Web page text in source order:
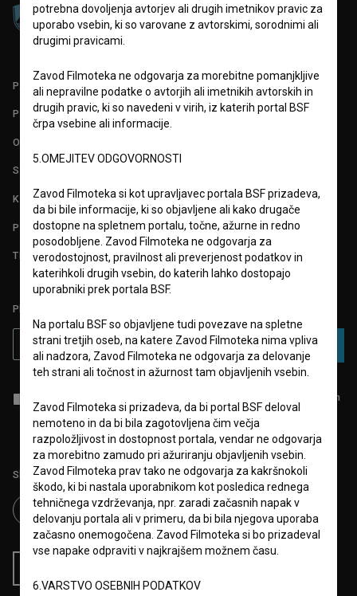
PARTNERJI
POGOJI UPORABE
O PROJEKTU
STATISTIKA
KONTAKT
POGOSTA VPRAŠANJA
TEST FUNKCIONALNOSTI
PRIJAVITE SE NA BSF NOVIČNIK:
PRIJAVA
za zbiranje, hrambo in
obdelavo osebnih podatkov.
Sledite nam na:
potrebna dovoljenja avtorjev ali drugih imetnikov pravic za
uporabo vsebin, ki so varovane z avtorskimi, sorodnimi ali
drugimi pravicami.
Zavod Filmoteka ne odgovarja za morebitne pomanjkljive
ali nepravilne podatke o avtorjih ali imetnikih avtorskih in
drugih pravic, ki so navedeni v virih, iz katerih portal BSF
črpa vsebine ali informacije.
5.OMEJITEV ODGOVORNOSTI
Zavod Filmoteka si kot upravljavec portala BSF prizadeva,
da bi bile informacije, ki so objavljene ali kako drugače
dostopne na spletnem portalu, točne, ažurne in redno
posodobljene. Zavod Filmoteka ne odgovarja za
verodostojnost, pravilnost ali preverjenost podatkov in
katerihkoli drugih vsebin, do katerih lahko dostopajo
uporabniki prek portala BSF.
Na portalu BSF so objavljene tudi povezave na spletne
strani tretjih oseb, na katere Zavod Filmoteka nima vpliva
ali nadzora, Zavod Filmoteka ne odgovarja za delovanje
teh strani ali točnost in ažurnost tam objavljenih vsebin.
Zavod Filmoteka si prizadeva, da bi portal BSF deloval
nemoteno in da bi bila zagotovljena čim večja
razpoložljivost in dostopnost portala, vendar ne odgovarja
za morebitno zamudo pri ažuriranju objavljenih vsebin.
Zavod Filmoteka prav tako ne odgovarja za kakršnokoli
škodo, ki bi nastala uporabnikom kot posledica rednega
tehničnega vzdrževanja, npr. zaradi začasnih napak v
delovanju portala ali v primeru, da bi bila njegova uporaba
začasno onemogočena. Zavod Filmoteka si bo prizadeval
vse napake odpraviti v najkrajšem možnem času.
6.VARSTVO OSEBNIH PODATKOV